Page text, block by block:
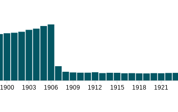
1900 1903 1906 1909 1912 1915 1918 1921